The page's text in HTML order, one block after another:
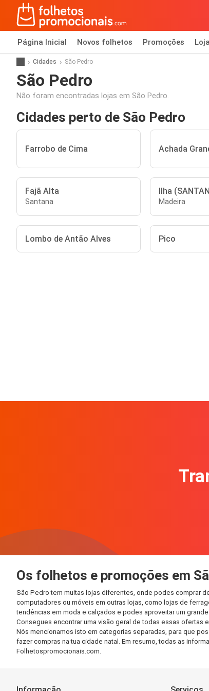
Página Inicial Novos folhetos Promoções
Cidades São Pedro
São Pedro
Não foram encontradas lojas em São Pedro.
Cidades perto de São Pedro
Farrobo de Cima Achada
Fajã Alta
Santana
Ilha
Madeira
Lombo de Antão Alves Pico
Os folhetos e promoções em
São Pedro tem muitas lojas diferentes, onde podes comprar
computadores ou móveis em outras lojas, como lojas de
tendências em moda e calçados e podes aproveitar um
Consegues encontrar uma visão geral de todas essas
Nós mencionamos isto em categorias separadas, para que
fazer compras na tua cidade natal. Em resumo, todas as
Folhetospromocionais.com.